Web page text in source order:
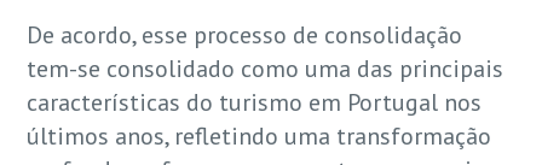
De acordo, esse processo de consolidação
tem-se consolidado como uma das principais
características do turismo em Portugal nos
últimos anos, refletindo uma transformação